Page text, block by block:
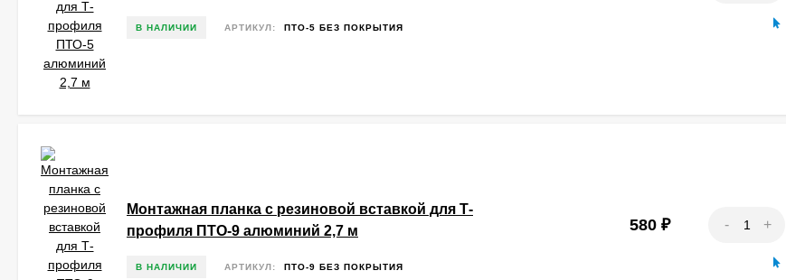
В НАЛИЧИИ АРТИКУЛ: ПТО-5 БЕЗ ПОКРЫТИЯ
Монтажная планка с резиновой вставкой для Т-
профиля ПТО-9 алюминий 2,7 м
В НАЛИЧИИ АРТИКУЛ: ПТО-9 БЕЗ ПОКРЫТИЯ
580 ₽ - +